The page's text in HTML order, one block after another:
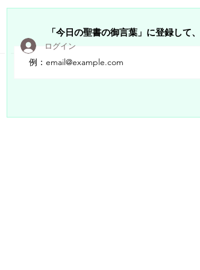
Members
「今日の聖書の御言葉」に登録して
ログイン